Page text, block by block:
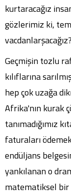
kurtaracağız
gözlerimiz ki,
vacdanlarşacağız?
Geçmişin tozlu
kılıflarına
hep çok uzağa
Afrika'nın kurak
tanımadığımız
faturaları
endüljans
yankılanan o
matematiksel